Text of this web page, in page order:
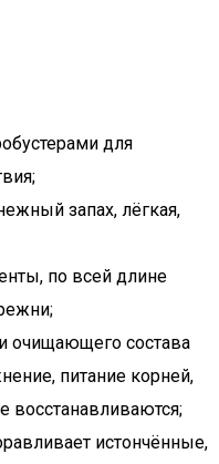
для
запах, лёгкая,
по всей длине
очищающего состава
питание корней,
восстанавливаются;
истончённые,